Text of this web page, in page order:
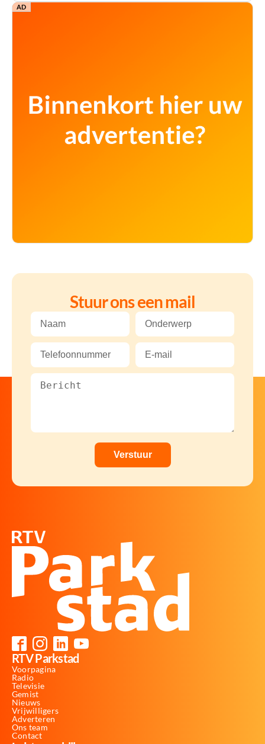
AD
Stuur ons een mail
RTV Parkstad
Voorpagina
Radio
Televisie
Gemist
Nieuws
Vrijwilligers
Adverteren
Ons team
Contact